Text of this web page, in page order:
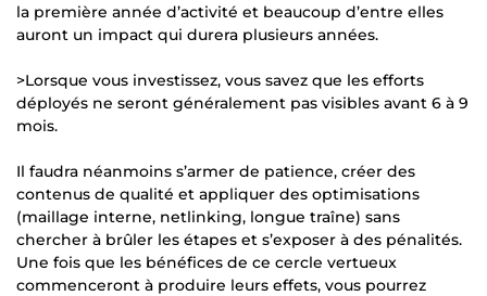
la première année d’activité et beaucoup d’entre elles
auront un impact qui durera plusieurs années.
>Lorsque vous investissez, vous savez que les efforts
déployés ne seront généralement pas visibles avant 6 à 9
mois.
Il faudra néanmoins s’armer de patience, créer des
contenus de qualité et appliquer des optimisations
(maillage interne, netlinking, longue traîne) sans
chercher à brûler les étapes et s’exposer à des pénalités.
Une fois que les bénéfices de ce cercle vertueux
commenceront à produire leurs effets, vous pourrez